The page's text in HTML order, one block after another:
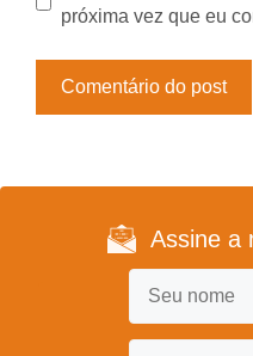
próxima vez que eu
Assine a